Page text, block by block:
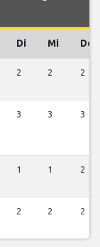
Di Mi Do
2 2 2
3 3 3
1 1 2
2 2 2